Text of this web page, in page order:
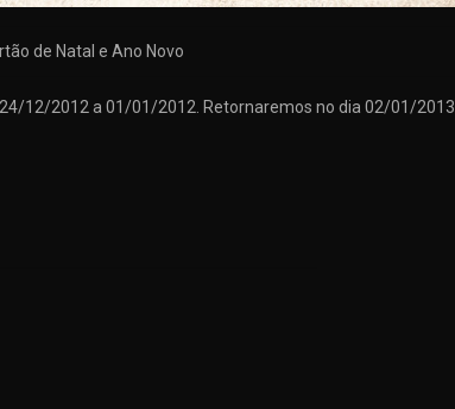
de Natal e Ano Novo
12/2012 a 01/01/2012. Retornaremos no dia 02/01/2013.